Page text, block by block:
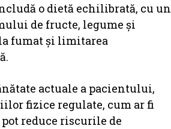
o dietă echilibrată, cu un
de fructe, legume și
fumat și limitarea
actuale a pacientului,
fizice regulate, cum ar fi
reduce riscurile de